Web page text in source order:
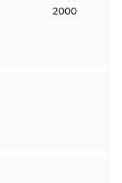
2000